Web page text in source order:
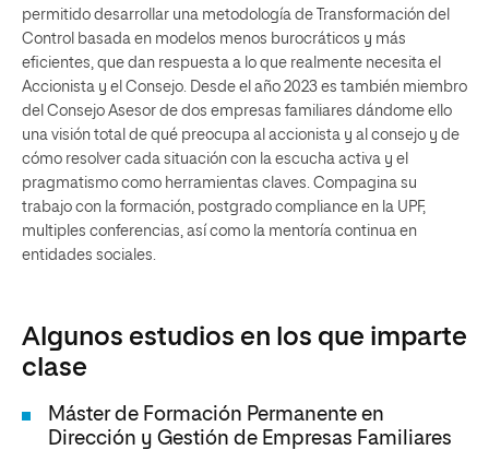
permitido desarrollar una metodología de Transformación del
Control basada en modelos menos burocráticos y más
eficientes, que dan respuesta a lo que realmente necesita el
Accionista y el Consejo. Desde el año 2023 es también miembro
del Consejo Asesor de dos empresas familiares dándome ello
una visión total de qué preocupa al accionista y al consejo y de
cómo resolver cada situación con la escucha activa y el
pragmatismo como herramientas claves. Compagina su
trabajo con la formación, postgrado compliance en la UPF,
multiples conferencias, así como la mentoría continua en
entidades sociales.
Algunos estudios en los que imparte
clase
Máster de Formación Permanente en
Dirección y Gestión de Empresas Familiares